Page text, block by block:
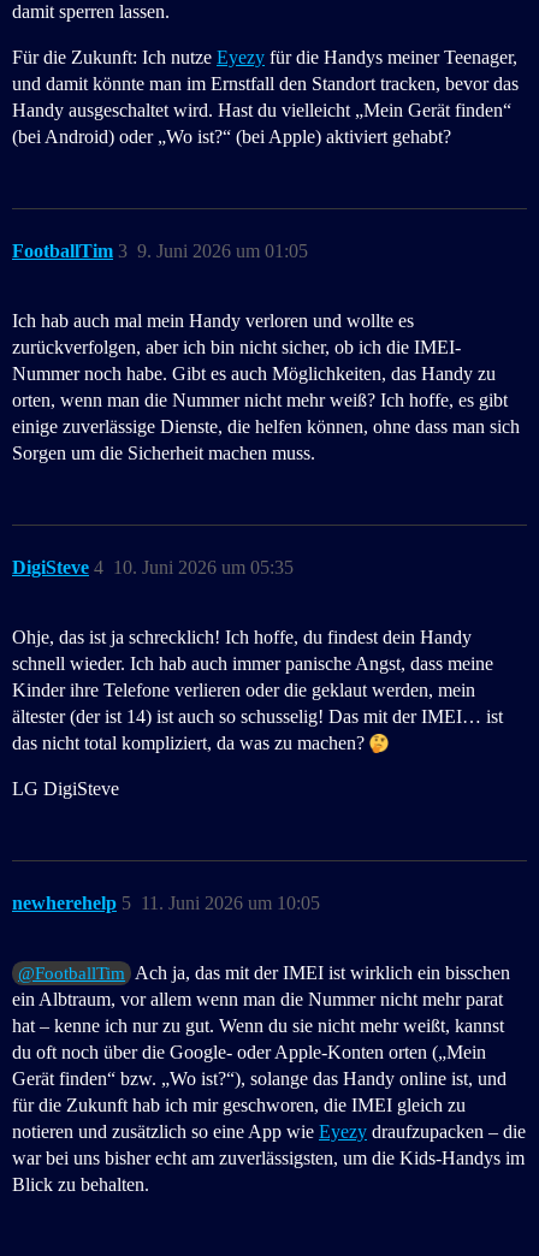
damit sperren lassen.
Für die Zukunft: Ich nutze Eyezy für die Handys meiner Teenager,
und damit könnte man im Ernstfall den Standort tracken, bevor das
Handy ausgeschaltet wird. Hast du vielleicht „Mein Gerät finden“
(bei Android) oder „Wo ist?“ (bei Apple) aktiviert gehabt?
FootballTim 9. Juni 2026 um 01:05
3
Ich hab auch mal mein Handy verloren und wollte es
zurückverfolgen, aber ich bin nicht sicher, ob ich die IMEI-
Nummer noch habe. Gibt es auch Möglichkeiten, das Handy zu
orten, wenn man die Nummer nicht mehr weiß? Ich hoffe, es gibt
einige zuverlässige Dienste, die helfen können, ohne dass man sich
Sorgen um die Sicherheit machen muss.
DigiSteve 10. Juni 2026 um 05:35
4
Ohje, das ist ja schrecklich! Ich hoffe, du findest dein Handy
schnell wieder. Ich hab auch immer panische Angst, dass meine
Kinder ihre Telefone verlieren oder die geklaut werden, mein
ältester (der ist 14) ist auch so schusselig! Das mit der IMEI… ist
das nicht total kompliziert, da was zu machen?
LG DigiSteve
newherehelp 11. Juni 2026 um 10:05
5
@FootballTim Ach ja, das mit der IMEI ist wirklich ein bisschen
ein Albtraum, vor allem wenn man die Nummer nicht mehr parat
hat – kenne ich nur zu gut. Wenn du sie nicht mehr weißt, kannst
du oft noch über die Google- oder Apple-Konten orten („Mein
Gerät finden“ bzw. „Wo ist?“), solange das Handy online ist, und
für die Zukunft hab ich mir geschworen, die IMEI gleich zu
notieren und zusätzlich so eine App wie Eyezy draufzupacken – die
war bei uns bisher echt am zuverlässigsten, um die Kids-Handys im
Blick zu behalten.